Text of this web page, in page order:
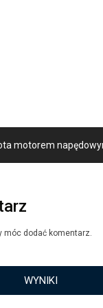
motorem
móc dodać komentarz.
WYNIKI